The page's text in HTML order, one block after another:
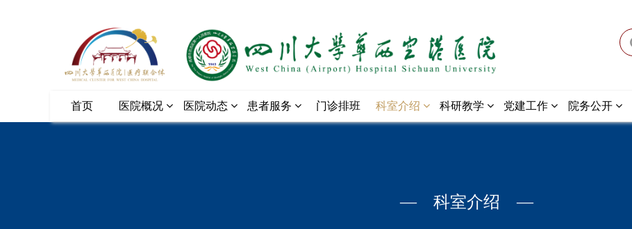
首页 医院概况 医院动态 患者服务 门诊排班 科室介绍 科研教学 党建工作 院务公开
— 科室介绍 —